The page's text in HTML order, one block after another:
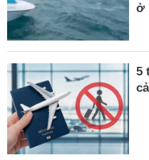
ở
5